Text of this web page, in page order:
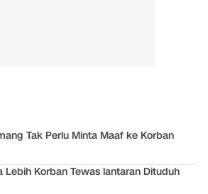
Tak Perlu Minta Maaf ke Korban
Lebih Korban Tewas lantaran Dituduh